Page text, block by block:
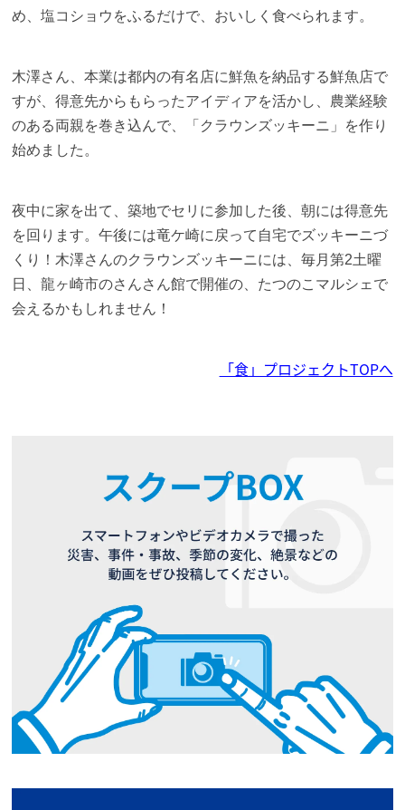
め、塩コショウをふるだけで、おいしく食べられます。
木澤さん、本業は都内の有名店に鮮魚を納品する鮮魚店で
すが、得意先からもらったアイディアを活かし、農業経験
のある両親を巻き込んで、「クラウンズッキーニ」を作り
始めました。
夜中に家を出て、築地でセリに参加した後、朝には得意先
を回ります。午後には竜ケ崎に戻って自宅でズッキーニづ
くり！木澤さんのクラウンズッキーニには、毎月第2土曜
日、龍ヶ崎市のさんさん館で開催の、たつのこマルシェで
会えるかもしれません！
「食」プロジェクトTOPへ